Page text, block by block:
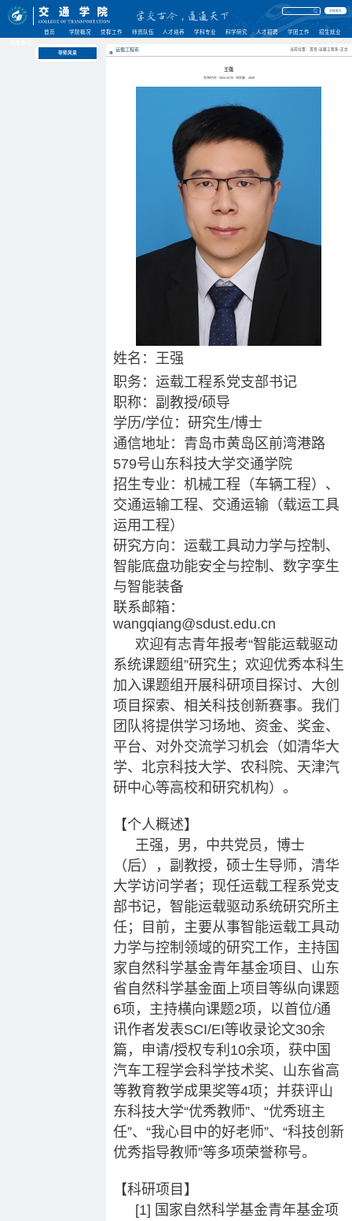
学校首页
首页 学院概况 党群工作 师资队伍 人才培养 学科专业 科学研究 人才招聘 学团工作 招生就业
导师风采
运载工程系 当前位置：首页-运载工程系-正文
王强
发布时间：2024-12-25 浏览量：4045
姓名：王强
职务：运载工程系党支部书记
职称：副教授/硕导
学历/学位：研究生/博士
通信地址：青岛市黄岛区前湾港路
579号山东科技大学交通学院
招生专业：机械工程（车辆工程）、
交通运输工程、交通运输（载运工具
运用工程）
研究方向：运载工具动力学与控制、
智能底盘功能安全与控制、数字孪生
与智能装备
联系邮箱：
wangqiang@sdust.edu.cn
欢迎有志青年报考“智能运载驱动
系统课题组”研究生；欢迎优秀本科生
加入课题组开展科研项目探讨、大创
项目探索、相关科技创新赛事。我们
团队将提供学习场地、资金、奖金、
平台、对外交流学习机会（如清华大
学、北京科技大学、农科院、天津汽
研中心等高校和研究机构）。
【个人概述】
王强，男，中共党员，博士
（后），副教授，硕士生导师，清华
大学访问学者；现任运载工程系党支
部书记，智能运载驱动系统研究所主
任；目前，主要从事智能运载工具动
力学与控制领域的研究工作，主持国
家自然科学基金青年基金项目、山东
省自然科学基金面上项目等纵向课题
6项，主持横向课题2项，以首位/通
讯作者发表SCI/EI等收录论文30余
篇，申请/授权专利10余项，获中国
汽车工程学会科学技术奖、山东省高
等教育教学成果奖等4项；并获评山
东科技大学“优秀教师”、“优秀班主
任”、“我心目中的好老师”、“科技创新
优秀指导教师”等多项荣誉称号。
【科研项目】
[1] 国家自然科学基金青年基金项